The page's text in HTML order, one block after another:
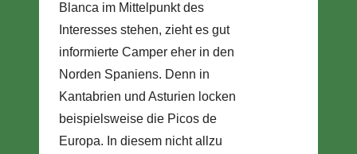
Blanca im Mittelpunkt des
Interesses stehen, zieht es gut
informierte Camper eher in den
Norden Spaniens. Denn in
Kantabrien und Asturien locken
beispielsweise die Picos de
Europa. In diesem nicht allzu